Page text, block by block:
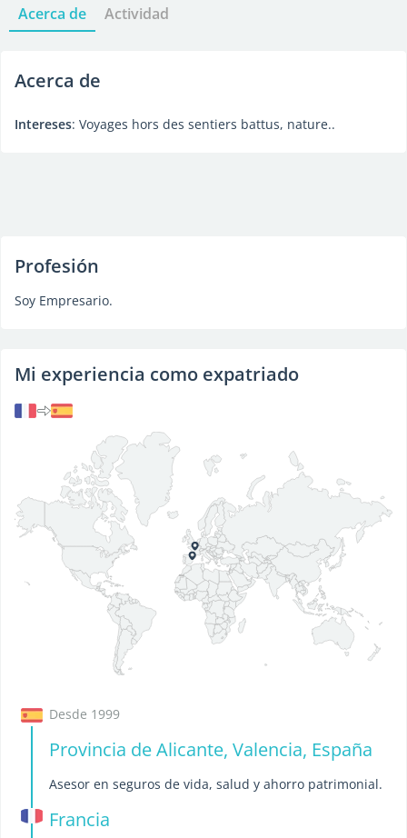
Acerca de Actividad
Acerca de
Intereses: Voyages hors des sentiers battus, nature..
Profesión
Soy Empresario.
Mi experiencia como expatriado
Desde 1999
Provincia de Alicante, Valencia, España
Asesor en seguros de vida, salud y ahorro patrimonial.
Francia